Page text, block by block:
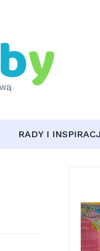
RADY I